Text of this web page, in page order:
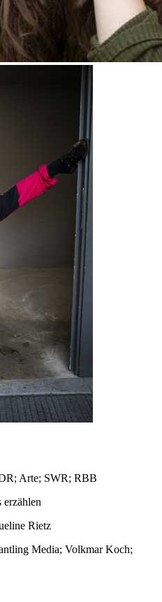
Arte; SWR; RBB
Rietz
Media; Volkmar Koch;